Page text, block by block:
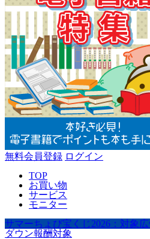
無料会員登録 ログイン
TOP
お買い物
サービス
モニター
サマーちょび宝くじ2026：対象
ダウン報酬対象